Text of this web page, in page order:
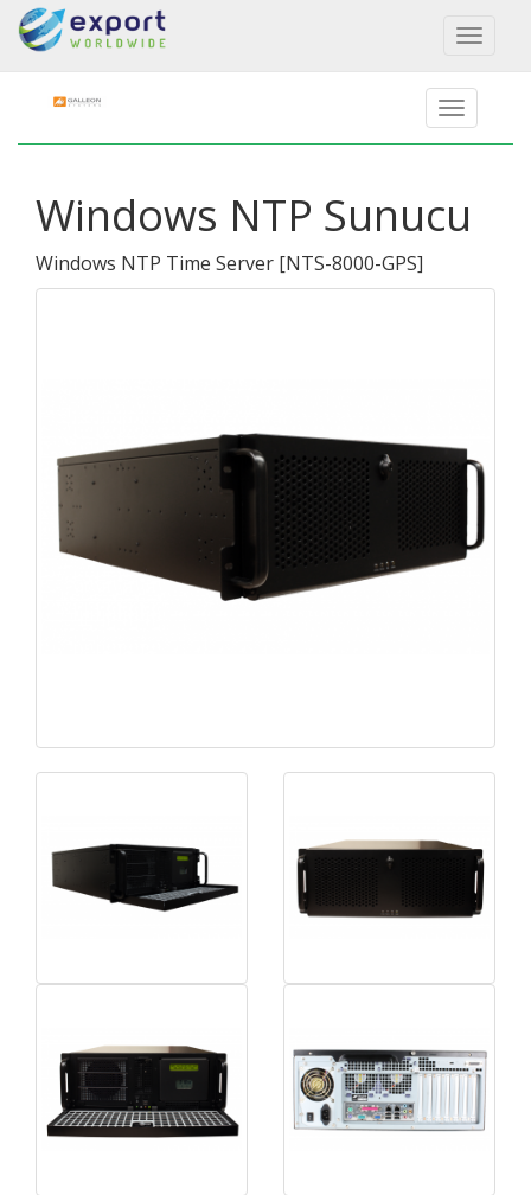
Toggle
Windows NTP Sunucu
Windows NTP Time Server [NTS-8000-GPS]